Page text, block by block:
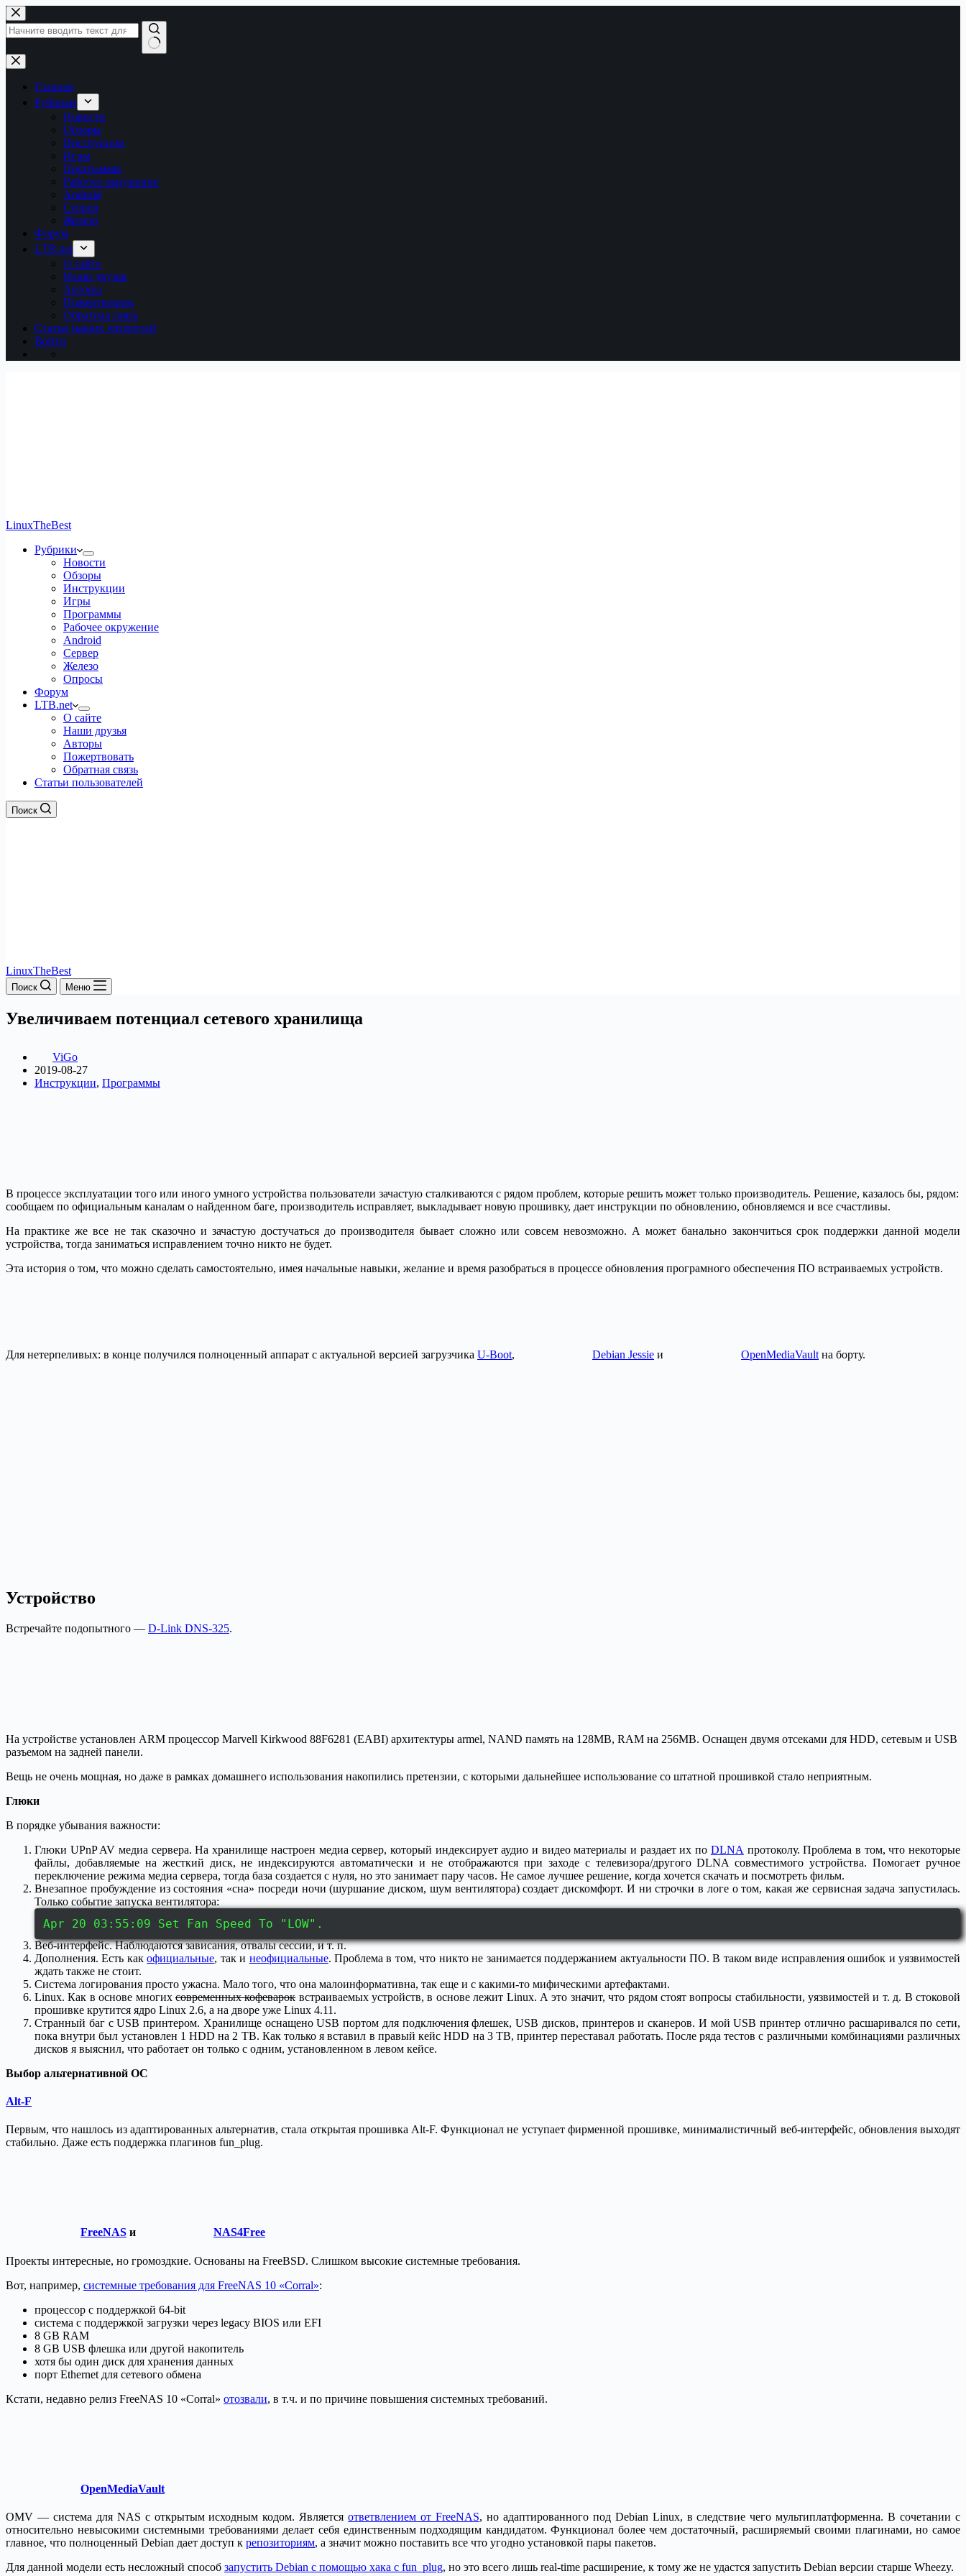
Перейти
к
сути
Ничего
не
найденоГлавная
Рубрики
Новости
Обзоры
Инструкции
Игры
Программы
Рабочее окружение
Android
Сервер
Железо
Форум
LTB.net
О сайте
Наши друзья
Авторы
Пожертвовать
Обратная связь
Статьи наших читателей
Войти
LinuxTheBest
Рубрики
Новости
Обзоры
Инструкции
Игры
Программы
Рабочее окружение
Android
Сервер
Железо
Опросы
Форум
LTB.net
О сайте
Наши друзья
Авторы
Пожертвовать
Обратная связь
Статьи пользователей
Поиск
LinuxTheBest
Поиск Меню
Увеличиваем потенциал сетевого хранилища
ViGo
2019-08-27
Инструкции, Программы
В процессе эксплуатации того или иного умного устройства пользователи зачастую сталкиваются с рядом проблем, которые решить может только производитель. Решение, казалось бы, рядом:
сообщаем по официальным каналам о найденном баге, производитель исправляет, выкладывает новую прошивку, дает инструкции по обновлению, обновляемся и все счастливы.
На практике же все не так сказочно и зачастую достучаться до производителя бывает сложно или совсем невозможно. А может банально закончиться срок поддержки данной модели
устройства, тогда заниматься исправлением точно никто не будет.
Эта история о том, что можно сделать самостоятельно, имея начальные навыки, желание и время разобраться в процессе обновления програмного обеспечения ПО встраиваемых устройств.
Для нетерпеливых: в конце получился полноценный аппарат с актуальной версией загрузчика U-Boot, Debian Jessie и OpenMediaVault на борту.
Устройство
Встречайте подопытного — D-Link DNS-325.
На устройстве установлен ARM процессор Marvell Kirkwood 88F6281 (EABI) архитектуры armel, NAND память на 128MB, RAM на 256MB. Оснащен двумя отсеками для HDD, сетевым и USB
разъемом на задней панели.
Вещь не очень мощная, но даже в рамках домашнего использования накопились претензии, с которыми дальнейшее использование со штатной прошивкой стало неприятным.
Глюки
В порядке убывания важности:
Глюки UPnP AV медиа сервера. На хранилище настроен медиа сервер, который индексирует аудио и видео материалы и раздает их по DLNA протоколу. Проблема в том, что некоторые
файлы, добавляемые на жесткий диск, не индексируются автоматически и не отображаются при заходе с телевизора/другого DLNA совместимого устройства. Помогает ручное
переключение режима медиа сервера, тогда база создается с нуля, но это занимает пару часов. Не самое лучшее решение, когда хочется скачать и посмотреть фильм.
Внезапное пробуждение из состояния «сна» посреди ночи (шуршание диском, шум вентилятора) создает дискомфорт. И ни строчки в логе о том, какая же сервисная задача запустилась.
Только событие запуска вентилятора:
Apr 20 03:55:09 Set Fan Speed To "LOW".
Веб-интерфейс. Наблюдаются зависания, отвалы сессии, и т. п.
Дополнения. Есть какофициальные, так и неофициальные. Проблема в том, что никто не занимается поддержанием актуальности ПО. В таком виде исправления ошибок и уязвимостей
ждать также не стоит.
Система логирования просто ужасна. Мало того, что она малоинформативна, так еще и с какими-то мифическими артефактами.
Linux. Как в основе многих современных кофевароквстраиваемых устройств, в основе лежит Linux. А это значит, что рядом стоят вопросы стабильности, уязвимостей и т. д. В стоковой
прошивке крутится ядро Linux 2.6, а на дворе уже Linux 4.11.
Странный баг с USB принтером. Хранилище оснащено USB портом для подключения флешек, USB дисков, принтеров и сканеров. И мой USB принтер отлично расшаривался по сети,
пока внутри был установлен 1 HDD на 2 TB. Как только я вставил в правый кейс HDD на 3 TB, принтер переставал работать. После ряда тестов с различными комбинациями различных
дисков я выяснил, что работает он только с одним, установленном в левом кейсе.
Выбор альтернативной ОС
Alt-F
Первым, что нашлось из адаптированных альтернатив, стала открытая прошивка Alt-F. Функционал не уступает фирменной прошивке, минималистичный веб-интерфейс, обновления выходят
стабильно. Даже есть поддержка плагинов fun_plug.
FreeNAS и NAS4Free
Проекты интересные, но громоздкие. Основаны на FreeBSD. Слишком высокие системные требования.
Вот, например, системные требования для FreeNAS 10 «Corral»:
процессор с поддержкой 64-bit
система с поддержкой загрузки через legacy BIOS или EFI
8 GB RAM
8 GB USB флешка или другой накопитель
хотя бы один диск для хранения данных
порт Ethernet для сетевого обмена
Кстати, недавно релиз FreeNAS 10 «Corral» отозвали, в т.ч. и по причине повышения системных требований.
OpenMediaVault
OMV — система для NAS с открытым исходным кодом. Являетсяответвлением от FreeNAS, но адаптированного под Debian Linux, в следствие чего мультиплатформенна. В сочетании с
относительно невысокими системными требованиями делает себя единственным подходящим кандидатом. Функционал более чем достаточный, расширяемый своими плагинами, но самое
главное, что полноценный Debian дает доступ к репозиториям, а значит можно поставить все что угодно установкой пары пакетов.
Для данной модели есть несложный способ запустить Debian с помощью хака с fun_plug, но это всего лишь real-time расширение, к тому же не удастся запустить Debian версии старше Wheezy.